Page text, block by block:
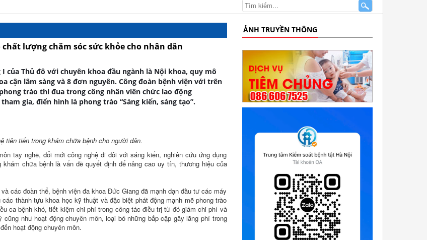
lượng chăm sóc sức khỏe cho nhân dân
của Thủ đô với chuyên khoa đầu ngành là Nội khoa, quy mô
cận lâm sàng và 8 đơn nguyên. Công đoàn bệnh viện với trên
trào thi đua trong công nhân viên chức lao động
gia, điển hình là phong trào “Sáng kiến, sáng tạo”.
tiên tiến trong khám chữa bệnh cho người dân.
tay nghề, đổi mới công nghệ đi đôi với sáng kiến, nghiên cứu ứng dụng
chữa bệnh là vấn đề quyết định để nâng cao uy tín, thương hiệu của
các đoàn thể, bệnh viện đa khoa Đức Giang đã mạnh dạn đầu tư các máy
thành tựu khoa học kỹ thuật và đặc biệt phát động mạnh mẽ phong trào
ca bệnh khó, tiết kiệm chi phí trong công tác điều trị từ đó giảm chi phí và
như hoạt động chuyên môn, loại bỏ những bấp cập gây lãng phí trong
hoạt động chuyên môn.
ẢNH TRUYỀN THÔNG